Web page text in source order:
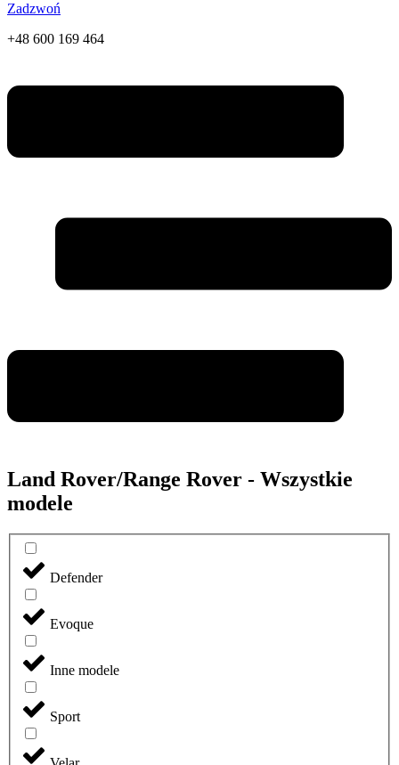
Zadzwoń
+48 600 169 464
Land Rover/Range Rover - Wszystkie
modele
Defender
Evoque
Inne modele
Sport